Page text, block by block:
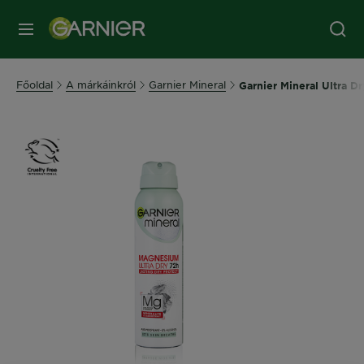
MENÜ
Főoldal A márkáinkról Garnier Mineral Garnier Mineral Ultra